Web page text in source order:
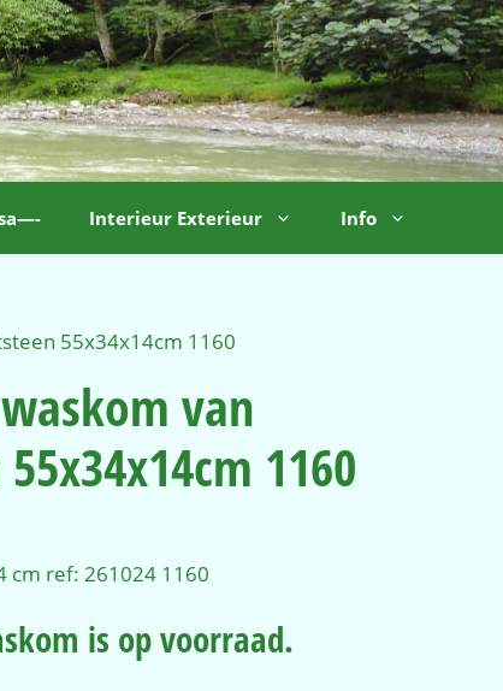
Interieur Exterieur Info
55x34x14cm 1160
van
1160
cm ref: 261024 1160
is op voorraad.